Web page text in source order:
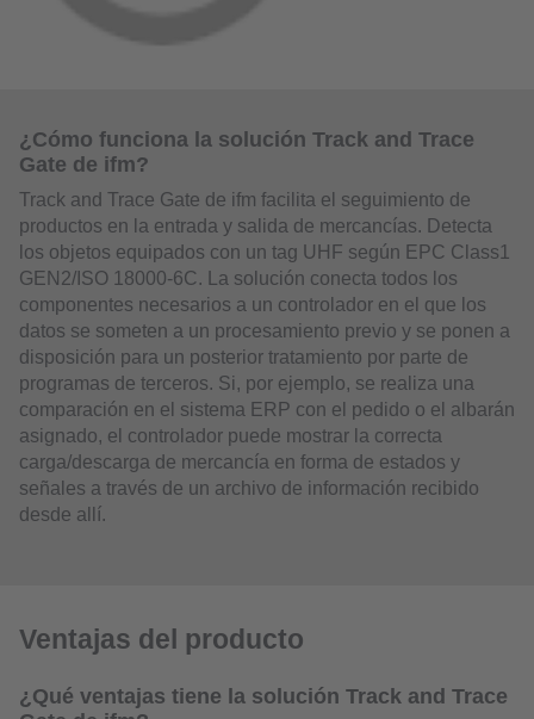
¿Cómo funciona la solución Track and Trace
Gate de ifm?
Track and Trace Gate de ifm facilita el seguimiento de
productos en la entrada y salida de mercancías. Detecta
los objetos equipados con un tag UHF según EPC Class1
GEN2/ISO 18000-6C. La solución conecta todos los
componentes necesarios a un controlador en el que los
datos se someten a un procesamiento previo y se ponen a
disposición para un posterior tratamiento por parte de
programas de terceros. Si, por ejemplo, se realiza una
comparación en el sistema ERP con el pedido o el albarán
asignado, el controlador puede mostrar la correcta
carga/descarga de mercancía en forma de estados y
señales a través de un archivo de información recibido
desde allí.
Ventajas del producto
¿Qué ventajas tiene la solución Track and Trace